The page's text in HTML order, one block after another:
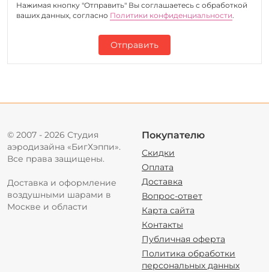
Нажимая кнопку "Отправить" Вы соглашаетесь c обработкой
ваших данных, согласно Политики конфиденциальности.
Отправить
© 2007 - 2026 Студия
аэродизайна «БигХэппи».
Все права защищены.
Доставка и оформление
воздушными шарами в
Москве и области
Покупателю
Скидки
Оплата
Доставка
Вопрос-ответ
Карта сайта
Контакты
Публичная оферта
Политика обработки
персональных данных